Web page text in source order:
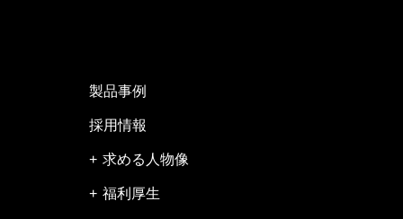
製品事例
採用情報
求める人物像
福利厚生